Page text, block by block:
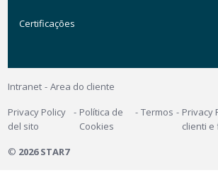
Certificações
Certificações
MyStar7
Intranet
Area do cliente
Footer
Privacy Policy
del sito
Política de
Cookies
Termos
Privacy
clienti
© 2026 STAR7